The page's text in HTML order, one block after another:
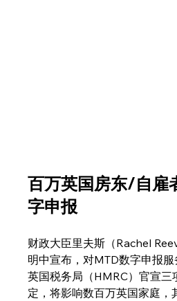
百万英国房东/自雇
字申报
财政大臣里夫斯（Rachel
明中宣布，对MTD数字申报服
英国税务局（HMRC）官宣三
定，将影响数百万英国家庭，